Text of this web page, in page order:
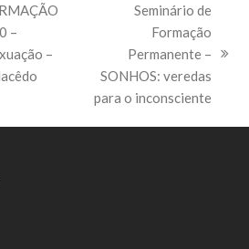
–
–
post:
Seminário de
Formação
Permanente –
SONHOS: veredas
para o inconsciente